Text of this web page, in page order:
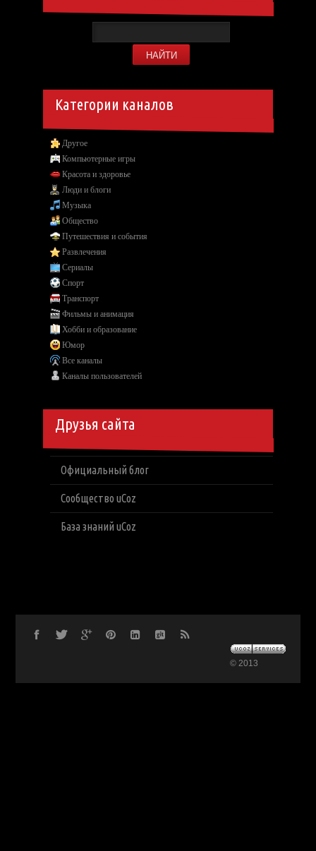
Категории каналов
Другое
Компьютерные игры
Красота и здоровье
Люди и блоги
Музыка
Общество
Путешествия и события
Развлечения
Сериалы
Спорт
Транспорт
Фильмы и анимация
Хобби и образование
Юмор
Все каналы
Каналы пользователей
Друзья сайта
Официальный блог
Сообщество uCoz
База знаний uCoz
© 2013